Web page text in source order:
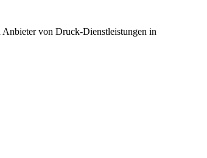
Anbieter von Druck-Dienstleistungen in